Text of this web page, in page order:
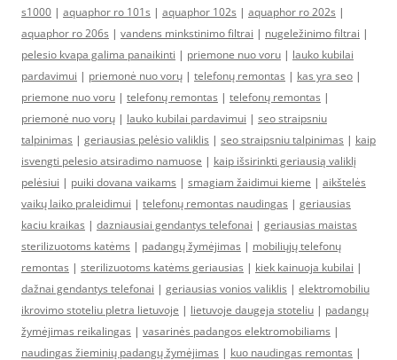
s1000 | aquaphor ro 101s | aquaphor 102s | aquaphor ro 202s |
aquaphor ro 206s | vandens minkstinimo filtrai | nugeležinimo filtrai |
pelesio kvapa galima panaikinti | priemone nuo voru | lauko kubilai
pardavimui | priemonė nuo vorų | telefonų remontas | kas yra seo |
priemone nuo voru | telefonų remontas | telefonų remontas |
priemonė nuo vorų | lauko kubilai pardavimui | seo straipsniu
talpinimas | geriausias pelėsio valiklis | seo straipsniu talpinimas | kaip
isvengti pelesio atsiradimo namuose | kaip išsirinkti geriausią valiklį
pelėsiui | puiki dovana vaikams | smagiam žaidimui kieme | aikštelės
vaikų laiko praleidimui | telefonų remontas naudingas | geriausias
kaciu kraikas | dazniausiai gendantys telefonai | geriausias maistas
sterilizuotoms katėms | padangų žymėjimas | mobiliųjų telefonų
remontas | sterilizuotoms katėms geriausias | kiek kainuoja kubilai |
dažnai gendantys telefonai | geriausias vonios valiklis | elektromobiliu
ikrovimo stoteliu pletra lietuvoje | lietuvoje daugeja stoteliu | padangų
žymėjimas reikalingas | vasarinės padangos elektromobiliams |
naudingas žieminių padangų žymėjimas | kuo naudingas remontas |